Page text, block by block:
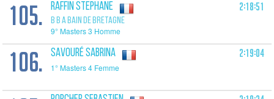
105. RAFFIN Stephane
B B A BAIN DE BRETAGNE
9° Masters 3 Homme
2:18:51
106. SAVOURÉ Sabrina
1° Masters 4 Femme
2:19:04